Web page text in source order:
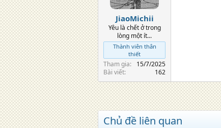
JiaoMichii
Yêu là chết ở trong
lòng một ít...
Thành viên thân
thiết
Tham gia
15/7/2025
Bài viết
162
Chủ đề liên quan